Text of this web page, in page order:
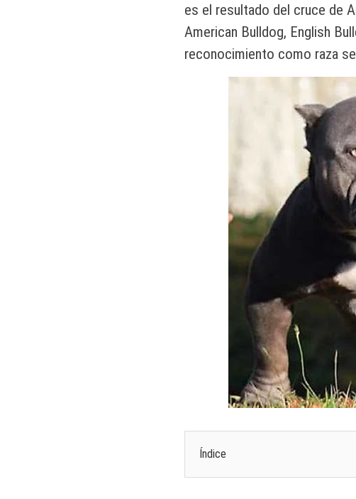
es el resultado del cruce de
American Bulldog, English
reconocimiento como raza
Índice